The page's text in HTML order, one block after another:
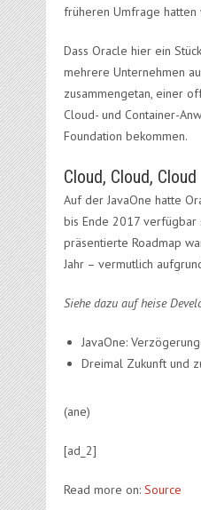
früheren Umfrage hatten
Dass Oracle hier ein
mehrere Unternehmen
zusammengetan, einer
Cloud- und Container-
Foundation bekommen.
Cloud, Cloud, Cloud
Auf der JavaOne hatte
bis Ende 2017 verfügbar
präsentierte Roadmap
Jahr – vermutlich
Siehe dazu auf heise
JavaOne:
Dreimal Zukunft und
(ane)
[ad_2]
Read more on: Source